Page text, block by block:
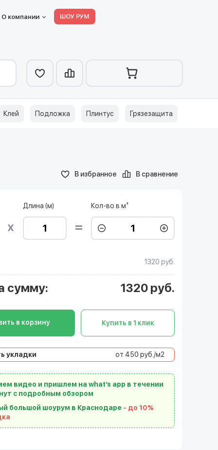
О компании ШОУ РУМ
Клей Подложка Плинтус Грязезащита
В избранное В сравнение
Длина (м) Кол-во в м²
1320 руб.
сумму: 1320 руб.
в корзину Купить в 1 клик
укладки от 450 руб./м2
видео и пришлем на what’s app в течении
с подробным обзором
большой шоурум в Краснодаре - до 10%